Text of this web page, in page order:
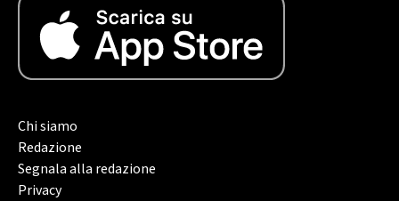
Chi siamo
Redazione
Segnala alla redazione
Privacy